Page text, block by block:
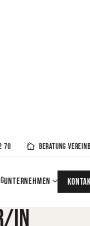
70 Beratung
Unternehmen
in